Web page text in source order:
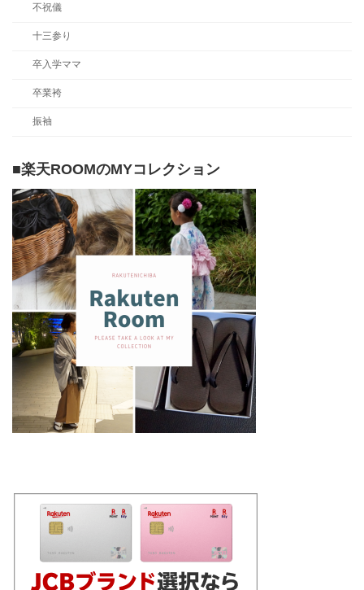
不祝儀
十三参り
卒入学ママ
卒業袴
振袖
■楽天ROOMのMYコレクション